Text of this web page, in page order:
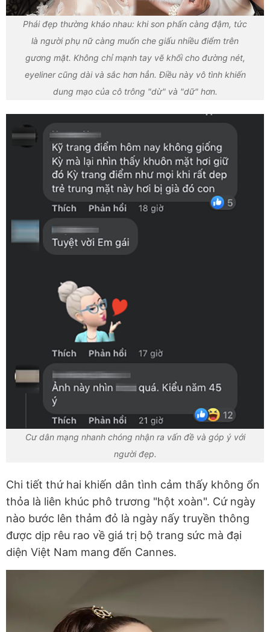
Phái đẹp thường kháo nhau: khi son phấn càng đậm, tức
là người phụ nữ càng muốn che giấu nhiều điểm trên
gương mặt. Không chỉ mạnh tay vẽ khối cho đường nét,
eyeliner cũng dài và sắc hơn hẳn. Điều này vô tình khiến
dung mạo của cô trông "dừ" và "dữ" hơn.
Cư dân mạng nhanh chóng nhận ra vấn đề và góp ý với
người đẹp.
Chi tiết thứ hai khiến dân tình cảm thấy không ổn
thỏa là liên khúc phô trương "hột xoàn". Cứ ngày
nào bước lên thảm đỏ là ngày nấy truyền thông
được dịp rêu rao về giá trị bộ trang sức mà đại
diện Việt Nam mang đến Cannes.